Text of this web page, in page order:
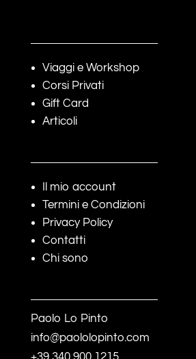
Viaggi e Workshop
Corsi Privati
Gift Card
Articoli
Il mio account
Termini e Condizioni
Privacy Policy
Contatti
Chi sono
Paolo Lo Pinto
info@paololopinto.com